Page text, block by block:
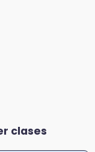
clases